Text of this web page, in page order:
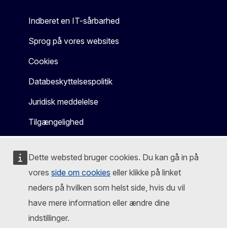
Dette websted bruger cookies. Du kan gå in på
vores side om cookies eller klikke på linket
neders på hvilken som helst side, hvis du vil
have mere information eller ændre dine
indstillinger.
Indberet en IT-sårbarhed
Sprog på vores websites
Cookies
Databeskyttelsespolitik
Juridisk meddelelse
Tilgængelighed